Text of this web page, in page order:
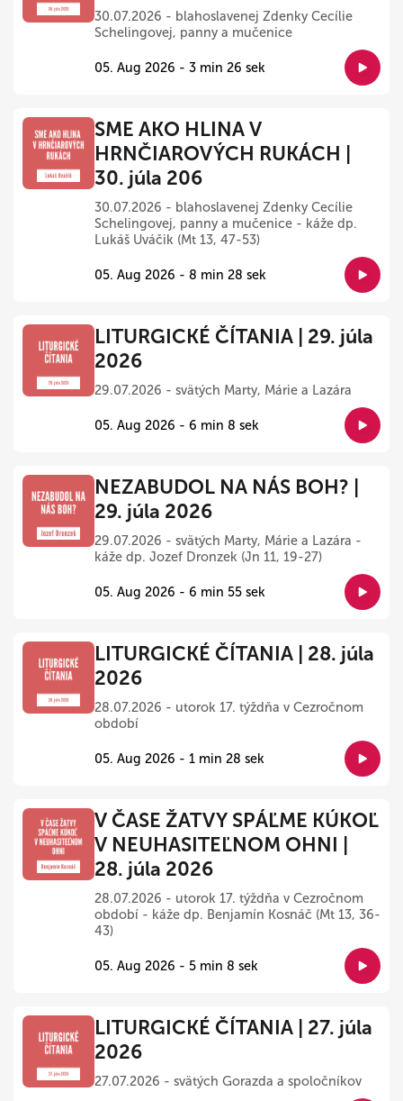
30.07.2026 - blahoslavenej Zdenky Cecílie
Schelingovej, panny a mučenice
05. Aug 2026 - 3 min 26 sek
SME AKO HLINA V
HRNČIAROVÝCH RUKÁCH |
30. júla 206
30.07.2026 - blahoslavenej Zdenky Cecílie
Schelingovej, panny a mučenice - káže dp.
Lukáš Uváčik (Mt 13, 47-53)
05. Aug 2026 - 8 min 28 sek
LITURGICKÉ ČÍTANIA | 29. júla
2026
29.07.2026 - svätých Marty, Márie a Lazára
05. Aug 2026 - 6 min 8 sek
NEZABUDOL NA NÁS BOH? |
29. júla 2026
29.07.2026 - svätých Marty, Márie a Lazára -
káže dp. Jozef Dronzek (Jn 11, 19-27)
05. Aug 2026 - 6 min 55 sek
LITURGICKÉ ČÍTANIA | 28. júla
2026
28.07.2026 - utorok 17. týždňa v Cezročnom
období
05. Aug 2026 - 1 min 28 sek
V ČASE ŽATVY SPÁĽME KÚKOĽ
V NEUHASITEĽNOM OHNI |
28. júla 2026
28.07.2026 - utorok 17. týždňa v Cezročnom
období - káže dp. Benjamín Kosnáč (Mt 13, 36-
43)
05. Aug 2026 - 5 min 8 sek
LITURGICKÉ ČÍTANIA | 27. júla
2026
27.07.2026 - svätých Gorazda a spoločníkov